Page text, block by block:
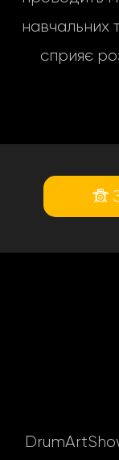
навчальних
сприяє